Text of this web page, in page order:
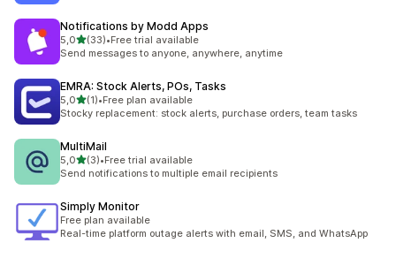
Notifications by Modd Apps
5,0z 5 hvězd
(33)
Celkový počet recenzí: 33
•Free trial available
Send messages to anyone, anywhere, anytime
EMRA: Stock Alerts, POs, Tasks
5,0z 5 hvězd
(1)
Celkový počet recenzí: 1
•Free plan available
Stocky replacement: stock alerts, purchase orders, team tasks
MultiMail
5,0z 5 hvězd
(3)
Celkový počet recenzí: 3
•Free trial available
Send notifications to multiple email recipients
Simply Monitor
Free plan available
Real-time platform outage alerts with email, SMS, and WhatsApp